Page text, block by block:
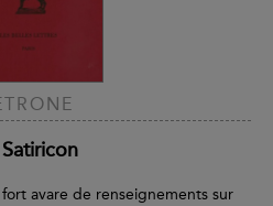
avare de renseignements sur